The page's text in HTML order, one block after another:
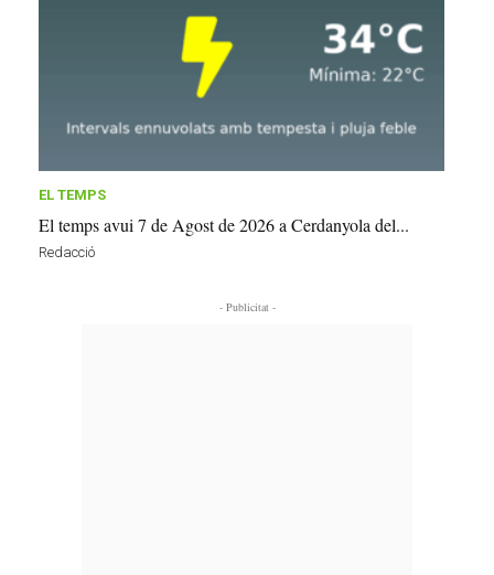
EL TEMPS
El temps avui 7 de Agost de 2026 a Cerdanyola del...
Redacció
- Publicitat -